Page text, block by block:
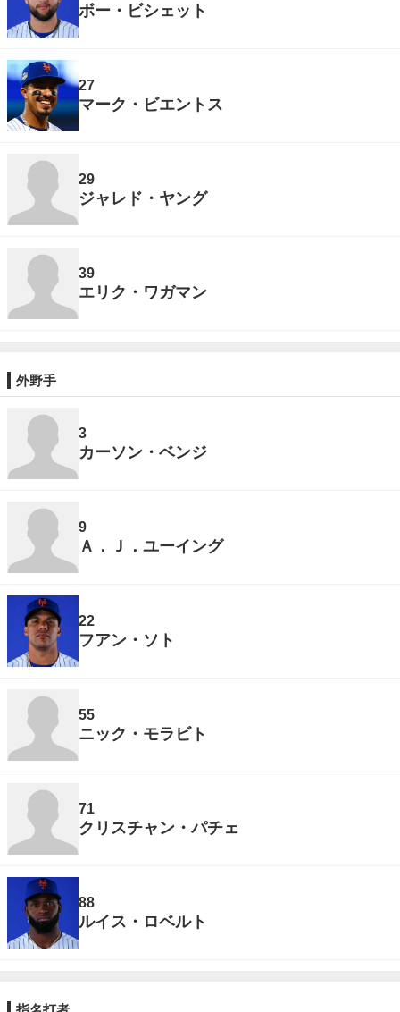
ボー・ビシェット
27
マーク・ビエントス
29
ジャレド・ヤング
39
エリク・ワガマン
外野手
3
カーソン・ベンジ
9
Ａ．Ｊ．ユーイング
22
フアン・ソト
55
ニック・モラビト
71
クリスチャン・パチェ
88
ルイス・ロベルト